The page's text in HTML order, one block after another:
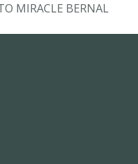
MIRACLE BERNAL